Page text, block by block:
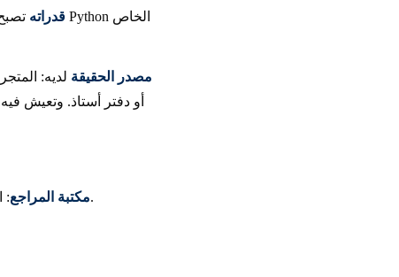
قدراته
مصدر الحقيقة لديه:
مكتبة المراجع: المعرفة التي يبحث فيها بالمعنى. مكتبة السياسات، الوثائق المرجعية، الحالات السابقة.